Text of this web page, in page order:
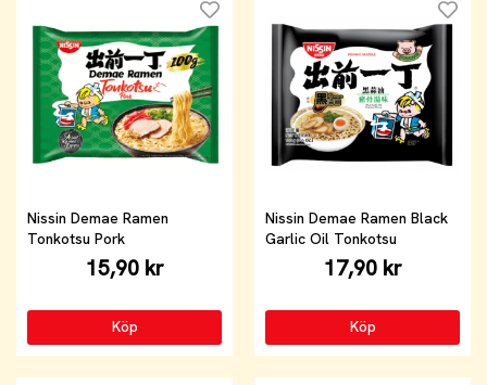
Nissin Demae Ramen
Tonkotsu Pork
15,90 kr
Köp
Nissin Demae Ramen Black
Garlic Oil Tonkotsu
17,90 kr
Köp